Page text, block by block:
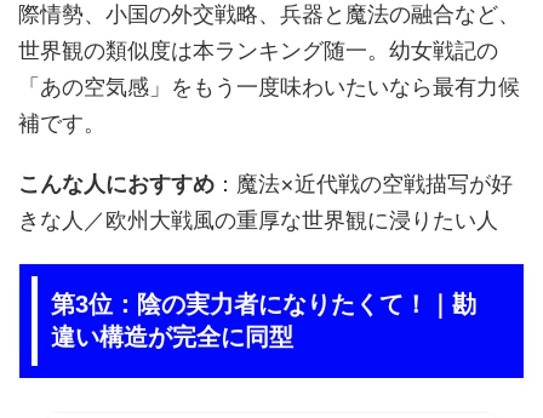
際情勢、小国の外交戦略、兵器と魔法の融合など、
世界観の類似度は本ランキング随一。幼女戦記の
「あの空気感」をもう一度味わいたいなら最有力候
補です。
こんな人におすすめ ：魔法×近代戦の空戦描写が好
きな人／欧州大戦風の重厚な世界観に浸りたい人
第3位：陰の実力者になりたくて！｜勘
違い構造が完全に同型